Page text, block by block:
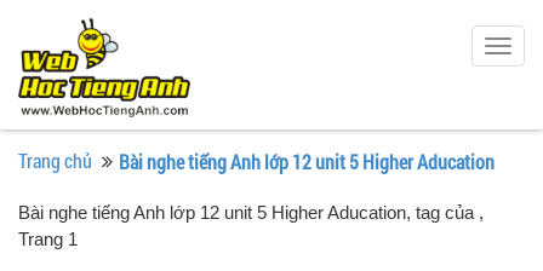
Trang chủ Bài nghe tiếng Anh lớp 12 unit 5 Higher Aducation
Bài nghe tiếng Anh lớp 12 unit 5 Higher Aducation, tag của ,
Trang 1